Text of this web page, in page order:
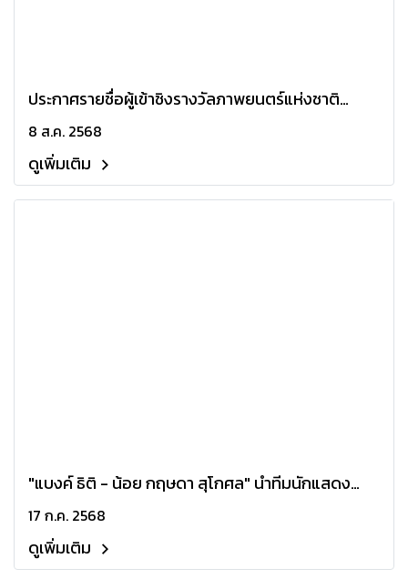
ประกาศรายชื่อผู้เข้าชิงรางวัลภาพยนตร์แห่งชาติ
"สุพรรณหงส์ ครั้งที่ 33"
8 ส.ค. 2568
ดูเพิ่มเติม
"แบงค์ ธิติ - น้อย กฤษดา สุโกศล" นำทีมนักแสดง
The Amulet Game เปิดแผงซื้อขายพระ สัมผัส
ประสบการณ์จริง!
17 ก.ค. 2568
ดูเพิ่มเติม